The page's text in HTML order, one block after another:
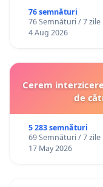
76 semnături
76 Semnături / 7 zile
4 Aug 2026
Cerem
de
5 283 semnături
69 Semnături / 7 zile
17 May 2026